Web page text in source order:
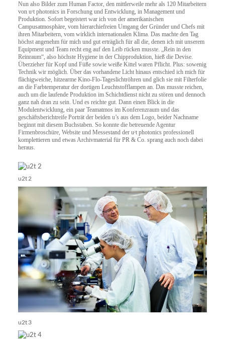
Nun also Bilder zum Human Factor, den mittlerweile mehr als 120 Mitarbeitern
von u2t photonics in Forschung und Entwicklung, in Management und
Produktion. Sofort begeistert war ich von der amerikanischen
Campusatmosphäre, vom hierarchiefreien Umgang der Gründer und Chefs mit
ihren Mitarbeitern, vom wirklich internationalen Klima. Das machte den Tag
höchst angenehm für mich und gut erträglich für all die, denen ich mit unserem
Equipment und Team recht eng auf den Leib rücken musste. „Rein in den
Reinraum“, also höchste Hygiene in der Chipproduktion, hieß die Devise.
Überzieher für Kopf und Füße sowie weiße Kittel waren Pflicht. Plus: sowenig
Technik wir möglich. Über das vorhandene Licht hinaus entschied ich mich für
flächigweiche, hitzearme Kino-Flo-Tageslichtröhren und glich sie mit Filterfolie
an die Farbtemperatur der dortigen Leuchtstofflampen an. Das musste reichen,
auch um die laufende Produktion im Schichtdienst nicht zu stören und dennoch
ganz nah dran zu sein. Und es reichte gut. Dann einen Blick in die
Modulentwicklung, ein paar Teamatmos im Konferenzraum und das
geschäftsberichtreife Porträt der beiden u’s aus dem Logo, beider Nachname
beginnt mit diesem Buchstaben. So konnte die betreuende Agentur
Firmenbroschüre, Website und Messestand der u2t photonics professionell
komplettieren und etwas Archivmaterial für PR & Co. sprang auch noch dabei
heraus.
u2t 2
u2t 3